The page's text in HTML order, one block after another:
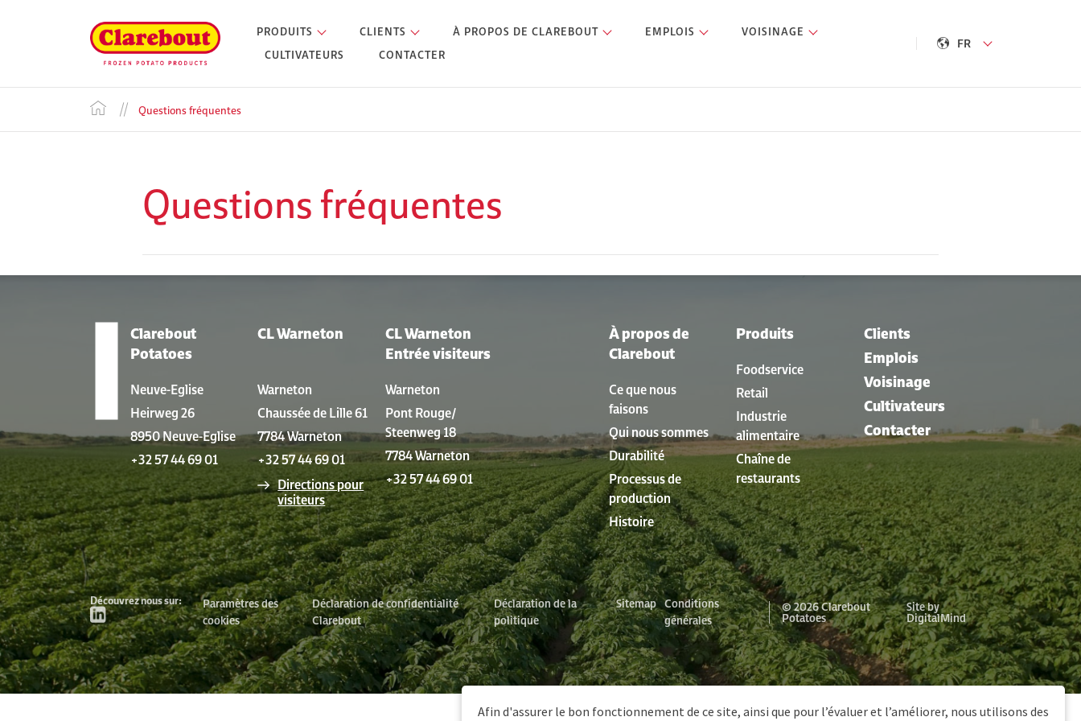
PRODUITS CLIENTS À PROPOS DE CLAREBOUT EMPLOIS
VOISINAGE
CULTIVATEURS
CONTACTER
FR
Questions fréquentes
Questions fréquentes
Clarebout
Potatoes
Neuve-Eglise
Heirweg 26
8950 Neuve-Eglise
+32 57 44 69 01
CL Warneton
Warneton
Chaussée de Lille 61
7784 Warneton
+32 57 44 69 01
Directions pour
visiteurs
CL Warneton
Entrée visiteurs
Warneton
Pont Rouge/
Steenweg 18
7784 Warneton
+32 57 44 69 01
À propos de
Clarebout
Ce que nous
faisons
Qui nous sommes
Durabilité
Processus de
production
Histoire
Produits
Foodservice
Retail
Industrie
alimentaire
Chaîne de
restaurants
Clients
Emplois
Voisinage
Cultivateurs
Contacter
Découvrez nous sur:
Paramètres des
cookies
Déclaration de confidentialité
Clarebout
Déclaration de la
politique
Sitemap Conditions
générales
© 2026 Clarebout
Potatoes
Site by
DigitalMind
Afin d'assurer le bon fonctionnement de ce site, ainsi que pour l’évaluer et l’améliorer, nous utilisons des